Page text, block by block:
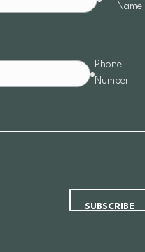
Name
Phone
Number